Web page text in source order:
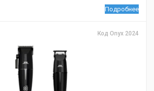
Подробнее
Код Onyx 2024